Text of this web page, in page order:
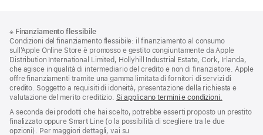
di
pagina
a
piè
di
pagina
※ Finanziamento flessibile
Condizioni del finanziamento flessibile: il finanziamento al consumo
sull’Apple Online Store è promosso e gestito congiuntamente da Apple
Distribution International Limited, Hollyhill Industrial Estate, Cork, Irlanda,
che agisce in qualità di intermediario del credito e non di finanziatore. Apple
offre finanziamenti tramite una gamma limitata di fornitori di servizi di
credito. Soggetto a requisiti di idoneità, presentazione della richiesta e
valutazione del merito creditizio. Si applicano termini e condizioni.
A seconda dei prodotti che hai scelto, potrebbe esserti proposto un prestito
finalizzato oppure Smart Line (o la possibilità di scegliere tra le due
opzioni). Per maggiori dettagli, vai su